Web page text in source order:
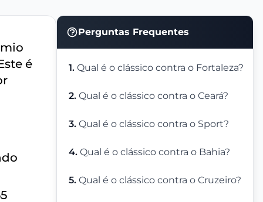
Perguntas Frequentes
1. Qual é o clássico contra o Fortaleza?
2. Qual é o clássico contra o Ceará?
3. Qual é o clássico contra o Sport?
4. Qual é o clássico contra o Bahia?
5. Qual é o clássico contra o Cruzeiro?
é